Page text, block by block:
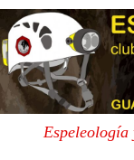
Skip
Espeleología
Portada» Guadalajara